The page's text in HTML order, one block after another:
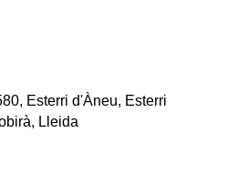
Esterri d'Àneu, Esterri
Lleida